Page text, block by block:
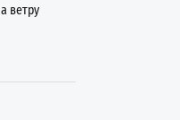
ветру